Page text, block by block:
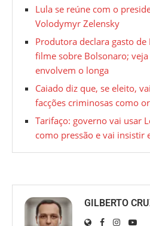
Lula se reúne com o
Volodymyr Zelensky
Produtora declara gasto
filme sobre Bolsonaro;
envolvem o longa
Caiado diz que, se eleito,
facções criminosas como
Tarifaço: governo vai usar
como pressão e vai insistir
GILBERTO